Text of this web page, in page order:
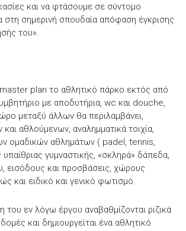
και να φτάσουμε σε σύντομο
στη σημερινή σπουδαία απόφαση έγκρισης
του».
plan το αθλητικό πάρκο εκτός από
με αποδυτήρια, wc και douche,
μεταξύ άλλων θα περιλαμβάνει,
αθλούμενων, αναλημματικά τοιχία,
ομαδικών αθλημάτων ( padel, tennis,
γυμναστικής, «σκληρά» δάπεδα,
εισόδους και προσβάσεις, χώρους
και ειδικό και γενικό φωτισμό.
του εν λόγω έργου αναβαθμίζονται ριζικά
και δημιουργείται ένα αθλητικό